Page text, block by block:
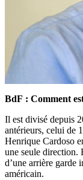
BdF : Comment
Il est divisé depuis
antérieurs, celui de
Henrique Cardoso
une seule direction.
d’une arrière garde
américain.